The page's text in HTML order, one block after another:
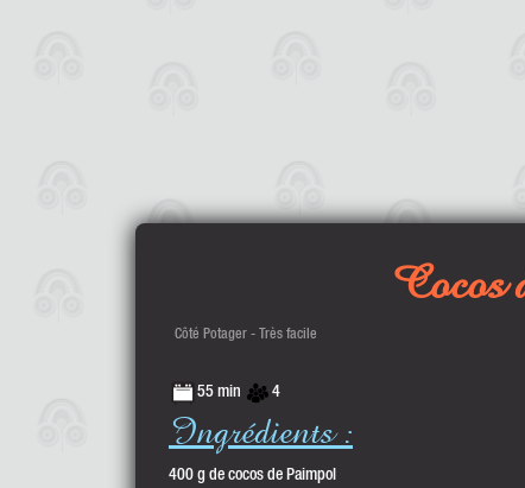
Cocos
Côté Potager - Très facile
55 min 4
Ingrédients :
400 g de cocos de Paimpol